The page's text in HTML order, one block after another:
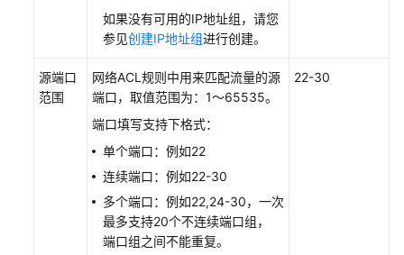
网
络
ACL
如果没有可用的IP地址组，请您
参见创建IP地址组进行创建。
源端口
范围
网络ACL 规则中用来匹配流量的源
端口，取值范围为：1～65535。
端口填写支持下格式：
单个端口：例如22
连续端口：例如22-30
多个端口：例如22,24-30，一次
最多支持20个不连续端口组，
端口组之间不能重复。
22-30